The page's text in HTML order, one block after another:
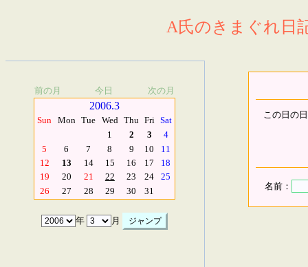
A氏のきまぐれ日
前の月 今日 次の月
2006.3
Sun Mon Tue Wed Thu Fri Sat
1
2 3
4
5
6 7 8 9 10
11
12
13 14 15 16 17
18
19
20 21 22 23 24
25
26
27 28 29 30 31
年 月
この日の
名前：